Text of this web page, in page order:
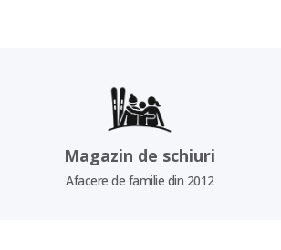
Magazin de schiuri
Afacere de familie din 2012